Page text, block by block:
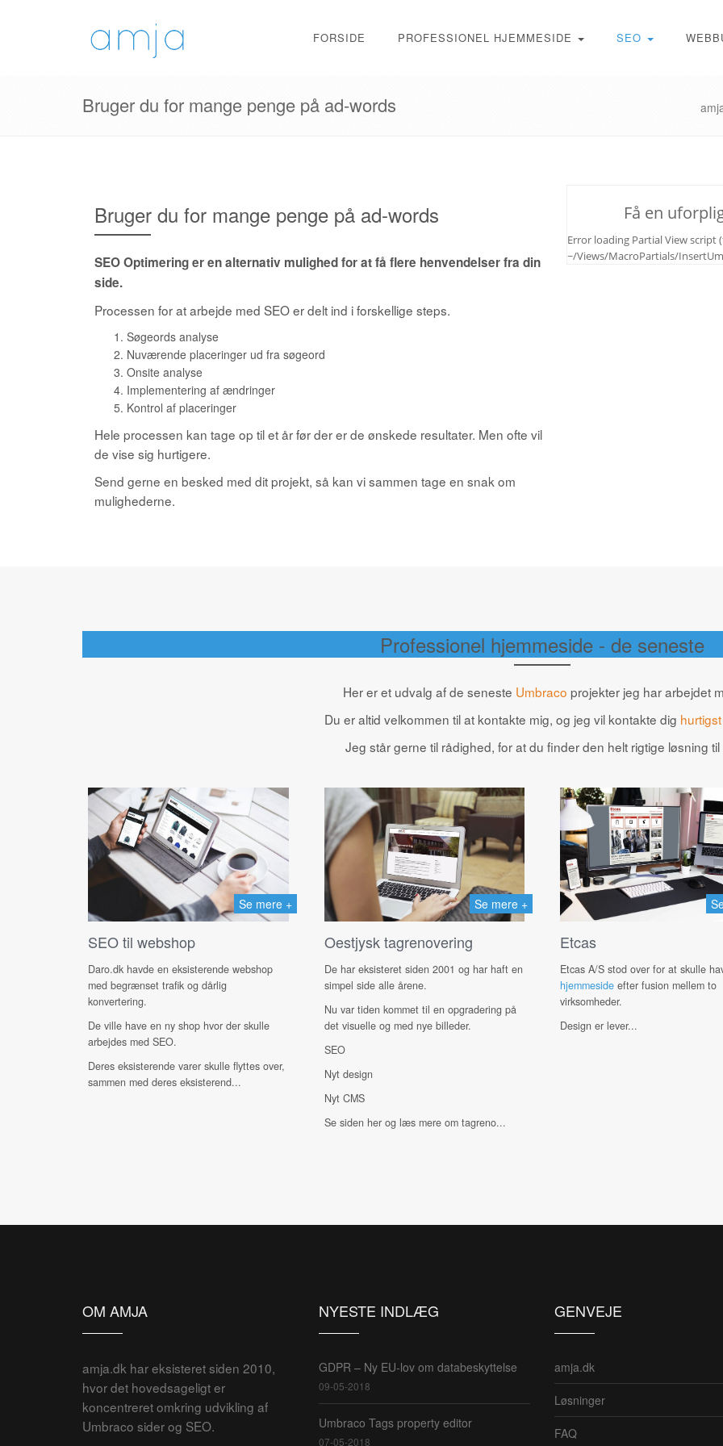
FORSIDE PROFESSIONEL HJEMMESIDE SEO
Bruger du for mange penge på ad-words
Bruger du for mange penge på ad-words
SEO Optimering er en alternativ mulighed for at få flere henvendelser fra din
side.
Processen for at arbejde med SEO er delt ind i forskellige steps.
Søgeords analyse
Nuværende placeringer ud fra søgeord
Onsite analyse
Implementering af ændringer
Kontrol af placeringer
Hele processen kan tage op til et år før der er de ønskede resultater. Men ofte vil
de vise sig hurtigere.
Send gerne en besked med dit projekt, så kan vi sammen tage en snak om
mulighederne.
Få en
Error loading Partial View script
~/Views/MacroPartials/
Professionel hjemmeside - de seneste
Her er et udvalg af de seneste Umbraco projekter jeg har arbejdet
Du er altid velkommen til at kontakte mig, og jeg vil kontakte dig
Jeg står gerne til rådighed, for at du finder den helt rigtige løsning til
Se mere +
SEO til webshop
Daro.dk havde en eksisterende webshop
med begrænset trafik og dårlig
konvertering.
De ville have en ny shop hvor der skulle
arbejdes med SEO.
Deres eksisterende varer skulle flyttes over,
sammen med deres eksisterend...
Se mere +
Oestjysk tagrenovering
De har eksisteret siden 2001 og har haft en
simpel side alle årene.
Nu var tiden kommet til en opgradering på
det visuelle og med nye billeder.
SEO
Nyt design
Nyt CMS
Se siden her og læs mere om tagreno...
Etcas
Etcas A/S stod over for at skulle
hjemmeside efter fusion mellem to
virksomheder.
Design er lever...
OM AMJA
amja.dk har eksisteret siden 2010,
hvor det hovedsageligt er
koncentreret omkring udvikling af
Umbraco sider og SEO.
NYESTE INDLÆG
GDPR – Ny EU-lov om databeskyttelse
09-05-2018
Umbraco Tags property editor
07-05-2018
GENVEJE
amja.dk
Løsninger
FAQ